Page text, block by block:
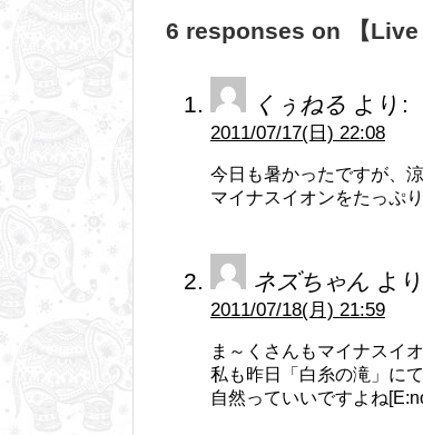
6 responses on 【Live
くぅねる より:
2011/07/17(日) 22:08
今日も暑かったですが、
マイナスイオンをたっぷ
ネズちゃん よ
2011/07/18(月) 21:59
ま～くさんもマイナスイ
私も昨日「白糸の滝」に
自然っていいですよね